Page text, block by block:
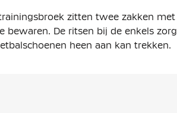
zitten twee zakken
bewaren. De ritsen bij de enkels
heen aan kan trekken.